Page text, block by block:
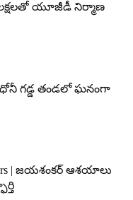
లక్షలతో యూజీడీ నిర్మాణ
సైధోనీ గడ్డ తండలో ఘనంగా
| జయశంకర్ ఆశయాలు